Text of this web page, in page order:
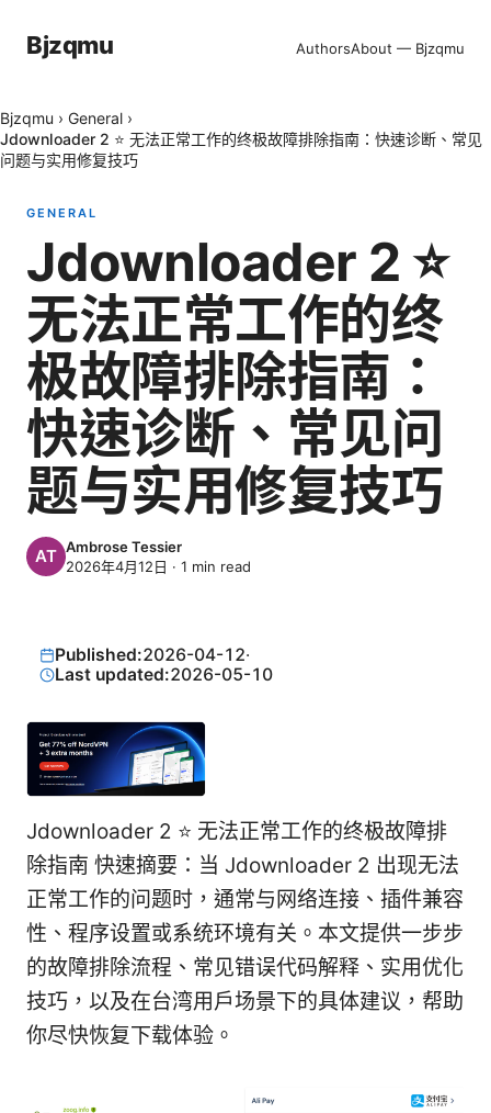
Bjzqmu AuthorsAbout — Bjzqmu
Bjzqmu › General ›
Jdownloader 2 ⭐ 无法正常工作的终极故障排除指南：快速诊断、常见
问题与实用修复技巧
GENERAL
Jdownloader 2 ⭐
无法正常工作的终
极故障排除指南：
快速诊断、常见问
题与实用修复技巧
Ambrose Tessier
2026年4月12日 · 1 min read
Published:2026-04-12·
Last updated:2026-05-10
Jdownloader 2 ⭐ 无法正常工作的终极故障排
除指南 快速摘要：当 Jdownloader 2 出现无法
正常工作的问题时，通常与网络连接、插件兼容
性、程序设置或系统环境有关。本文提供一步步
的故障排除流程、常见错误代码解释、实用优化
技巧，以及在台湾用户场景下的具体建议，帮助
你尽快恢复下载体验。